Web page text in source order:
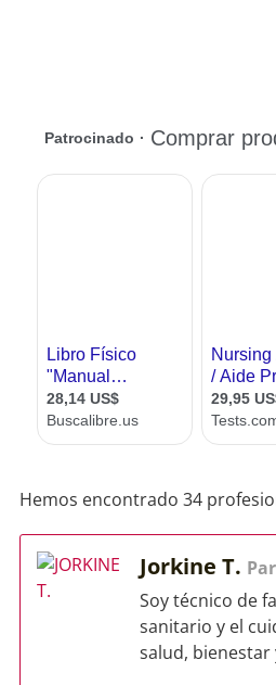
Hemos encontrado 34
Jorkine T.
Soy técnico de
sanitario y el
salud, bienestar